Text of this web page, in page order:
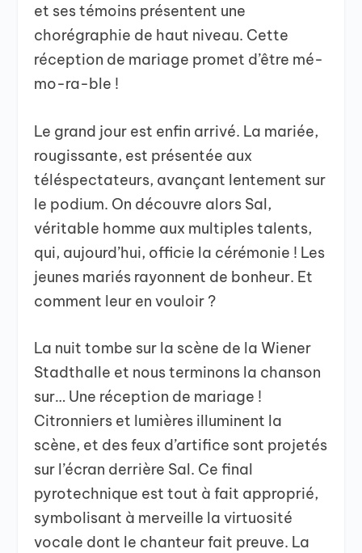
et ses témoins présentent une
chorégraphie de haut niveau. Cette
réception de mariage promet d’être mé-
mo-ra-ble !
Le grand jour est enfin arrivé. La mariée,
rougissante, est présentée aux
téléspectateurs, avançant lentement sur
le podium. On découvre alors Sal,
véritable homme aux multiples talents,
qui, aujourd’hui, officie la cérémonie ! Les
jeunes mariés rayonnent de bonheur. Et
comment leur en vouloir ?
La nuit tombe sur la scène de la Wiener
Stadthalle et nous terminons la chanson
sur… Une réception de mariage !
Citronniers et lumières illuminent la
scène, et des feux d’artifice sont projetés
sur l’écran derrière Sal. Ce final
pyrotechnique est tout à fait approprié,
symbolisant à merveille la virtuosité
vocale dont le chanteur fait preuve. La